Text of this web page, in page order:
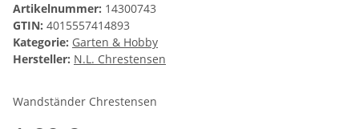
Artikelnummer: 14300743
GTIN: 4015557414893
Kategorie: Garten & Hobby
Hersteller: N.L. Chrestensen
Wandständer Chrestensen